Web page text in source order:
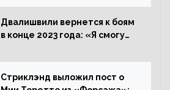
увезти пояс в Польшу»
Двалишвили вернется к боям
в конце 2023 года: «Я смогу
Стриклэнд выложил пост о